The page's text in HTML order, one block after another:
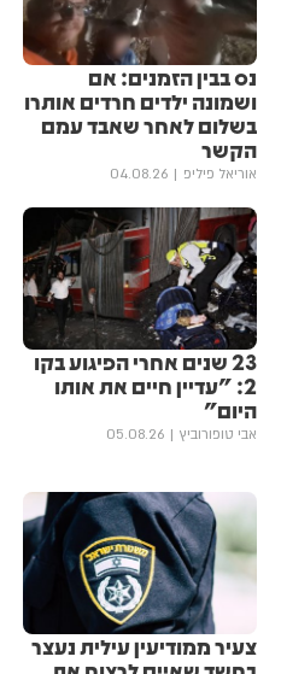
נס בבין הזמנים: אם
ושמונה ילדים חרדים אותרו
בשלום לאחר שאבד עמם
הקשר
אוריאל פיליפ 04.08.26
23 שנים אחרי הפיגוע בקו
2: "עדיין חיים את אותו
היום"
אבי טופורוביץ 05.08.26
צעיר ממודיעין עילית נעצר